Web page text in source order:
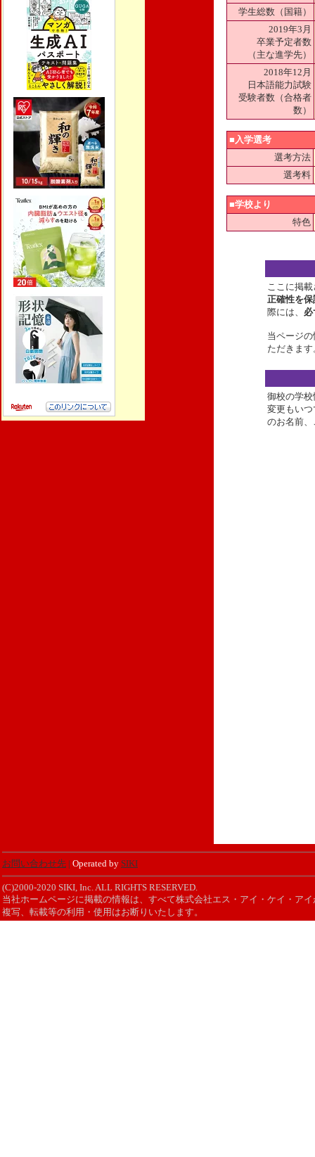
学生総数（国籍）
2019年3月
卒業予定者数
（主な進学先）
2018年12月
日本語能力試験
受験者数（合格者
数）
■入学選考
選考方法
選考料
■学校より
特色
ここに掲
正確性を
際には、
当ページ
ただきま
御校の学
変更もい
のお名前
お問い合わせ先 Operated by SIKI
(C)2000-2020 SIKI, Inc. ALL RIGHTS RESERVED.
当社ホームページに掲載の情報は、すべて株式会社エス・アイ・ケイ・ア
複写、転載等の利用・使用はお断りいたします。